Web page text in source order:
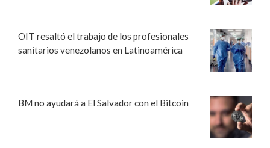
OIT resaltó el trabajo de los profesionales
sanitarios venezolanos en Latinoamérica
BM no ayudará a El Salvador con el Bitcoin